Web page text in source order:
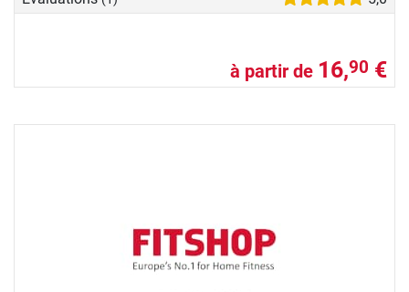
à partir de 16,90 €